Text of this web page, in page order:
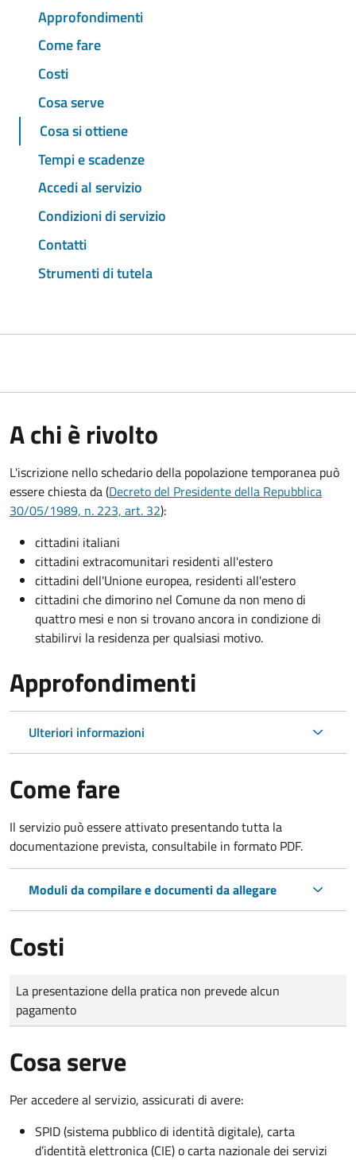
Approfondimenti
Come fare
Costi
Cosa serve
Cosa si ottiene
Tempi e scadenze
Accedi al servizio
Condizioni di servizio
Contatti
Strumenti di tutela
A chi è rivolto
L'iscrizione nello schedario della popolazione temporanea può
essere chiesta da (Decreto del Presidente della Repubblica
30/05/1989, n. 223, art. 32):
cittadini italiani
cittadini extracomunitari residenti all'estero
cittadini dell'Unione europea, residenti all'estero
cittadini che dimorino nel Comune da non meno di
quattro mesi e non si trovano ancora in condizione di
stabilirvi la residenza per qualsiasi motivo.
Approfondimenti
Ulteriori informazioni
Come fare
Il servizio può essere attivato presentando tutta la
documentazione prevista, consultabile in formato PDF.
Moduli da compilare e documenti da allegare
Costi
Tipo di pagamento
Importo
La presentazione della pratica non prevede alcun
pagamento
Cosa serve
Per accedere al servizio, assicurati di avere:
SPID (sistema pubblico di identità digitale), carta
d’identità elettronica (CIE) o carta nazionale dei servizi